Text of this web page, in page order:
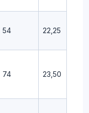
54 22,25
74 23,50